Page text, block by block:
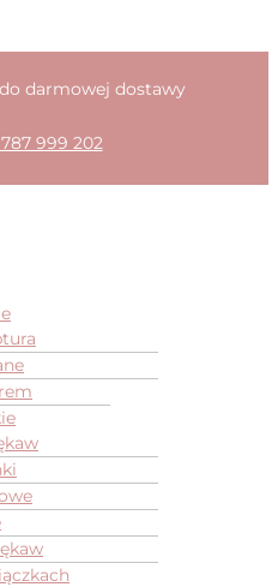
darmowej dostawy
999 202